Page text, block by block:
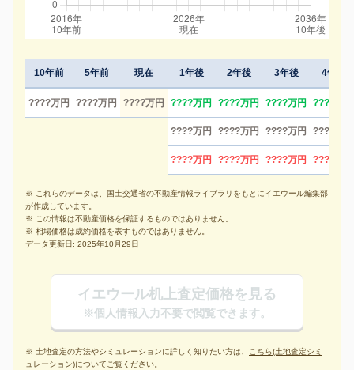
10年前 5年前 現在
????万円 ????万円 ????万円
1年後 2年後 3年後 4年後
????万円 ????万円 ????万円 ????万円
????万円 ????万円 ????万円 ????万円
????万円 ????万円 ????万円 ????万円
※ これらのデータは、国土交通省の不動産情報ライブラリをもとにイエウール編集部
が作成しています。
※ この情報は不動産価格を保証するものではありません。
※ 相場価格は成約価格を表すものではありません。
データ更新日: 2025年10月29日
イエウール机上査定価格を見る
※個人情報入力不要で閲覧できます。
※ 土地査定の方法やシミュレーションに詳しく知りたい方は、 こちら(土地査定シミ
ュレーション)についてご覧ください。